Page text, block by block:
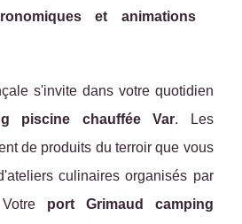
et animations
s'invite dans votre quotidien
piscine chauffée Var. Les
de produits du terroir que vous
culinaires organisés par
port Grimaud camping